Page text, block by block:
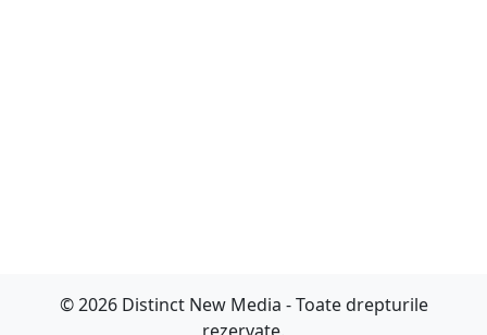
© 2026 Distinct New Media - Toate drepturile